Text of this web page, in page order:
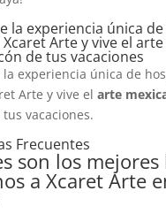
la experiencia única
Arte y vive el
de tus vacaciones
la experiencia única de
Arte y vive el arte
vacaciones.
Frecuentes
son los
a Xcaret Arte